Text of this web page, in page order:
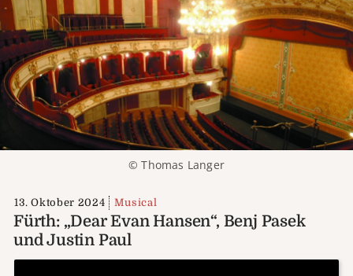
© Thomas Langer
13. Oktober 2024 Musical
Fürth: „Dear Evan Hansen“, Benj Pasek
und Justin Paul